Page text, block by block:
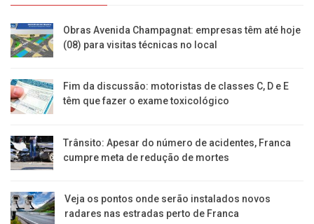
Obras Avenida Champagnat: empresas têm até hoje
(08) para visitas técnicas no local
Fim da discussão: motoristas de classes C, D e E
têm que fazer o exame toxicológico
Trânsito: Apesar do número de acidentes, Franca
cumpre meta de redução de mortes
Veja os pontos onde serão instalados novos
radares nas estradas perto de Franca